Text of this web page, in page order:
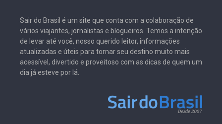
Sair do Brasil é um site que conta com a colaboração de
vários viajantes, jornalistas e blogueiros. Temos a intenção
de levar até você, nosso querido leitor, informações
atualizadas e úteis para tornar seu destino muito mais
acessível, divertido e proveitoso com as dicas de quem um
dia já esteve por lá.